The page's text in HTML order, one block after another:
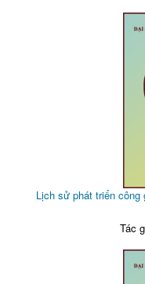
Lịch sử phát triển
Tác